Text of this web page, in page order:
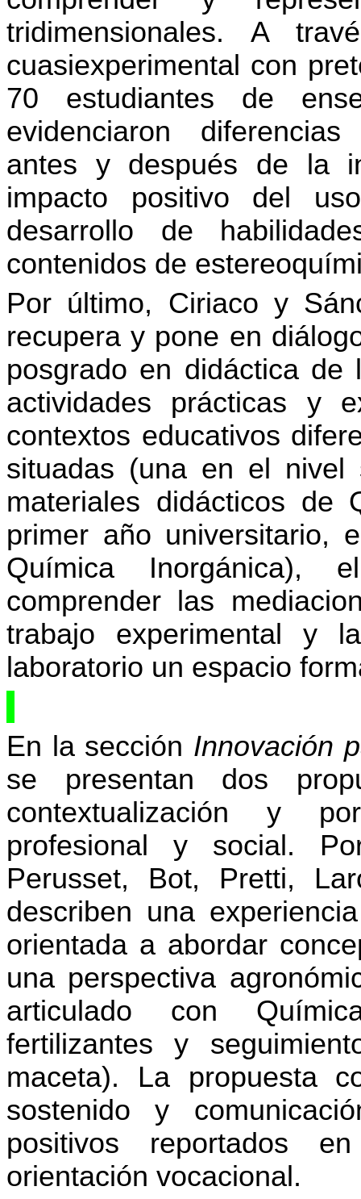
tridimensionales. A
cuasiexperimental con
70 estudiantes de
evidenciaron
antes y después de la
impacto positivo del
desarrollo de
contenidos de
Por último, Ciriaco y
recupera y pone en
posgrado en didáctica de
actividades prácticas y
contextos educativos
situadas (una en el nivel
materiales didácticos de
primer año universitario,
Química Inorgánica),
comprender las
trabajo experimental y
laboratorio un espacio
En la sección Innovación
se presentan dos
contextualización y
profesional y social.
Perusset, Bot, Pretti,
describen una
orientada a abordar
una perspectiva
articulado con
fertilizantes y
maceta). La propuesta
sostenido y
positivos reportados
orientación vocacional.